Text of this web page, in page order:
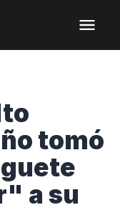
tomó
a su